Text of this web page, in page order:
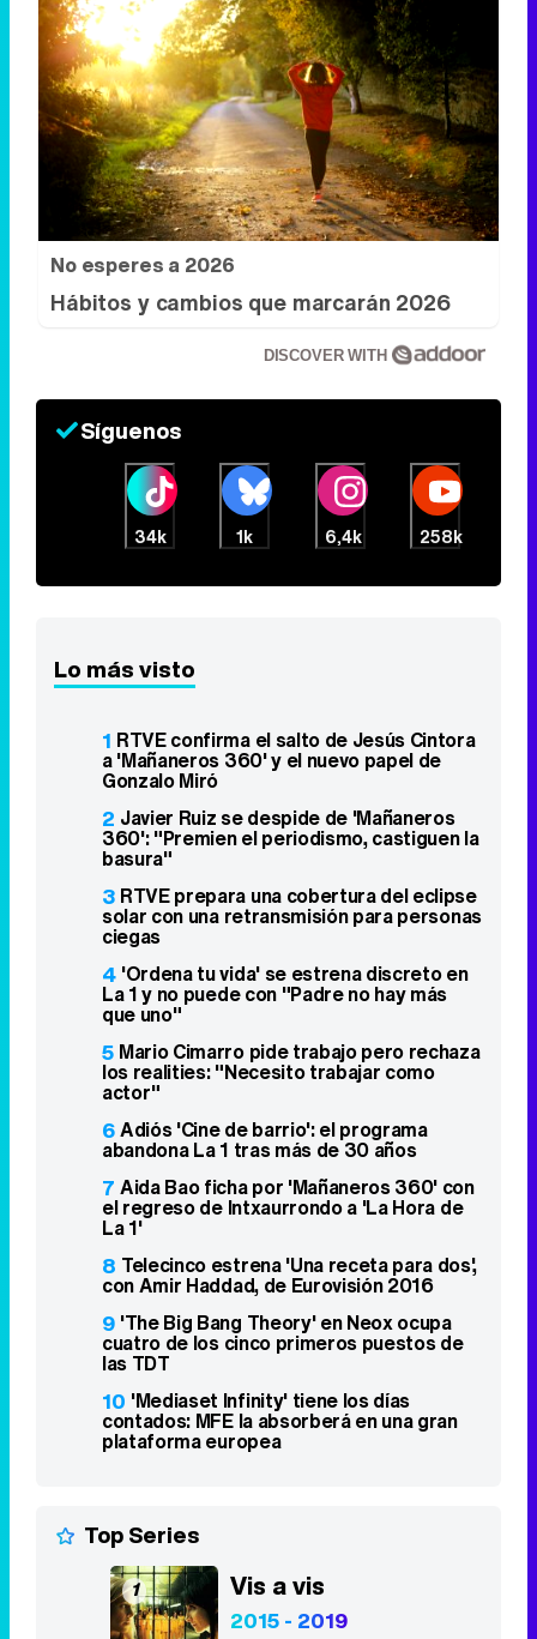
No esperes a 2026
Hábitos y cambios que marcarán 2026
DISCOVER WITH
Síguenos
34k 1k 6,4k 258k
Lo más visto
1 RTVE confirma el salto de Jesús Cintora
a 'Mañaneros 360' y el nuevo papel de
Gonzalo Miró
2 Javier Ruiz se despide de 'Mañaneros
360': "Premien el periodismo, castiguen la
basura"
3 RTVE prepara una cobertura del eclipse
solar con una retransmisión para personas
ciegas
4 'Ordena tu vida' se estrena discreto en
La 1 y no puede con "Padre no hay más
que uno"
5 Mario Cimarro pide trabajo pero rechaza
los realities: "Necesito trabajar como
actor"
6Adiós 'Cine de barrio': el programa
abandona La 1 tras más de 30 años
7 Aida Bao ficha por 'Mañaneros 360' con
el regreso de Intxaurrondo a 'La Hora de
La 1'
8 Telecinco estrena 'Una receta para dos',
con Amir Haddad, de Eurovisión 2016
9 'The Big Bang Theory' en Neox ocupa
cuatro de los cinco primeros puestos de
las TDT
10 'Mediaset Infinity' tiene los días
contados: MFE la absorberá en una gran
plataforma europea
Top Series
1 Vis a vis
2015 - 2019